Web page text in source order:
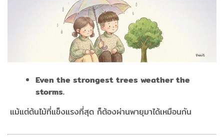
Even the strongest trees weather the
storms.
แม้แต่ต้นไม้ที่แข็งแรงที่สุด ก็ต้องผ่านพายุมาได้เหมือนกัน